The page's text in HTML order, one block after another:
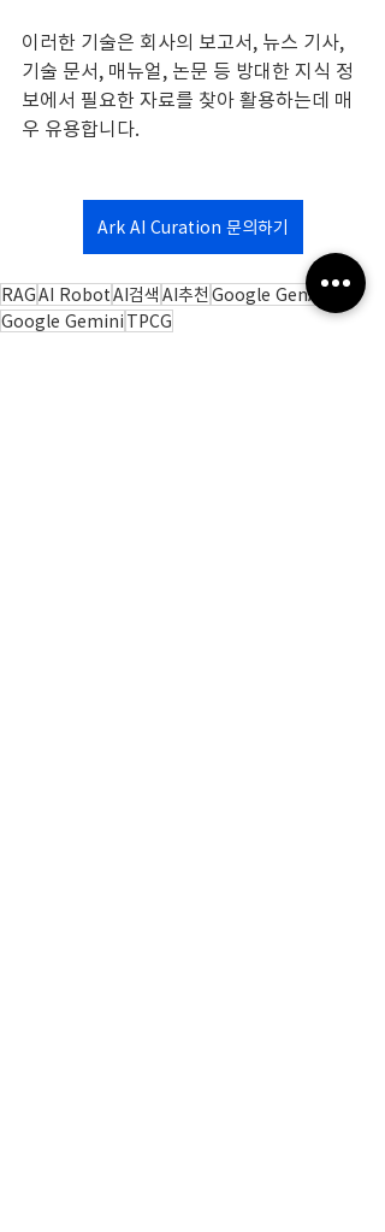
이러한 기술은 회사의 보고서, 뉴스 기사,
기술 문서, 매뉴얼, 논문 등 방대한 지식 정
보에서 필요한 자료를 찾아 활용하는데 매
우 유용합니다.
Ark AI Curation 문의하기
RAGAI RobotAI검색 AI추천 Google GenAI
Google Gemini TPCG